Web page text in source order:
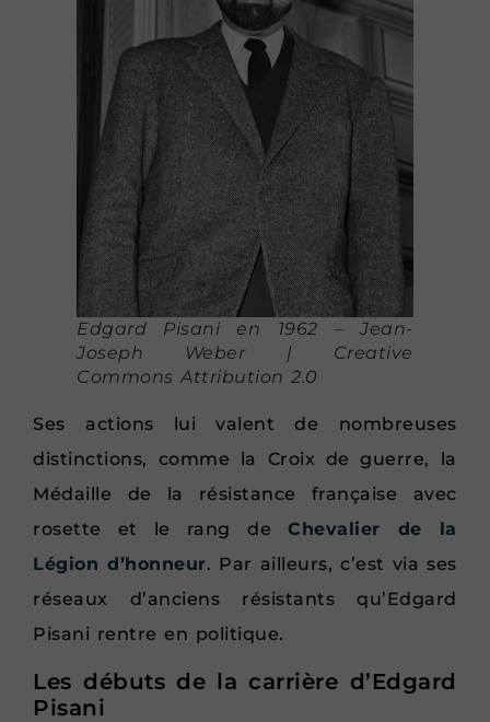
Edgard Pisani en 1962 – Jean-
Joseph Weber | Creative
Commons Attribution 2.0
Ses actions lui valent de nombreuses
distinctions, comme la Croix de guerre, la
Médaille de la résistance française avec
rosette et le rang deChevalier de la
Légion d’honneur. Par ailleurs, c’est via ses
réseaux d’anciens résistants qu’Edgard
Pisani rentre en politique.
Les débuts de la carrière d’Edgard
Pisani